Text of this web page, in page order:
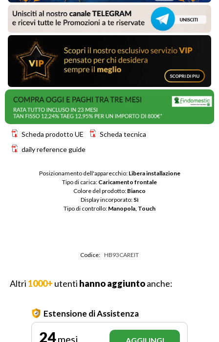
Scheda prodotto UE
Scheda tecnica
daily reference guide
Posizionamento dell'apparecchio: Libera installazione
Tipo di carica: Caricamento frontale
Colore del prodotto: Bianco
Display incorporato: Sì
Tipo di controllo: Manopola, Touch
Codice: HB93CAREIT
Altri 1000+ utenti hanno aggiuntoanche:
Estensione di Assistenza
24mesi